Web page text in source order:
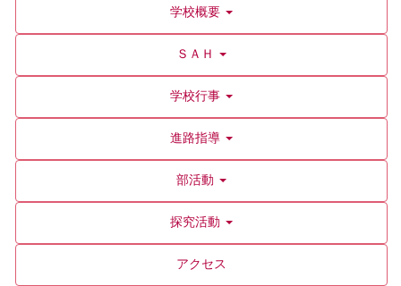
学校概要
ＳＡＨ
学校行事
進路指導
部活動
探究活動
アクセス